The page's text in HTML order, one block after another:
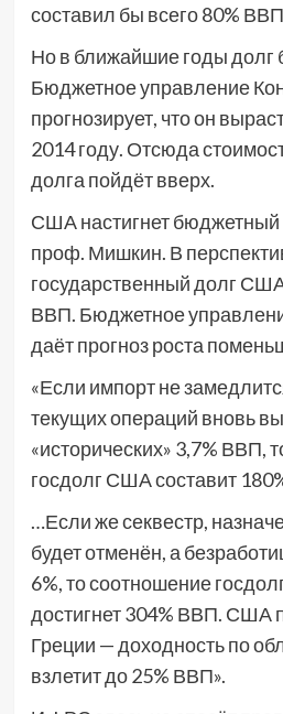
составил бы всего 80%
Но в ближайшие годы долг
Бюджетное управление
прогнозирует, что он
2014 году. Отсюда
долга пойдёт вверх.
США настигнет бюджетный
проф. Мишкин. В
государственный долг
ВВП. Бюджетное
даёт прогноз роста
«Если импорт не
текущих операций вновь
«исторических» 3,7% ВВП,
госдолг США составит
…Если же секвестр,
будет отменён, а
6%, то соотношение
достигнет 304% ВВП. США
Греции — доходность по
взлетит до 25% ВВП».